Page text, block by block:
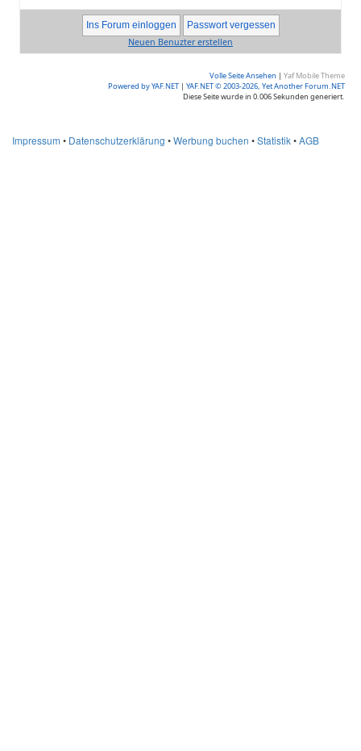
Neuen Benuzter erstellen
Volle Seite Ansehen | Yaf Mobile Theme
Powered by YAF.NET | YAF.NET © 2003-2026, Yet Another Forum.NET
Diese Seite wurde in 0.006 Sekunden generiert.
Impressum • Datenschutzerklärung •Werbung buchen •Statistik•AGB